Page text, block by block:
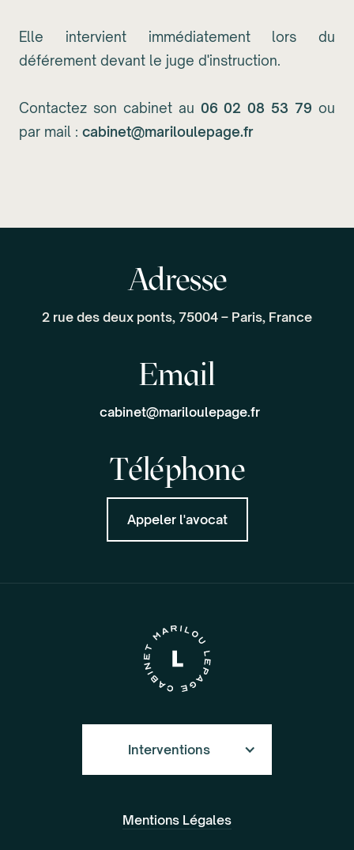
Elle intervient immédiatement lors du
déférement devant le juge d'instruction.
Contactez son cabinet au 06 02 08 53 79 ou
par mail : cabinet@mariloulepage.fr
Adresse
2 rue des deux ponts, 75004 – Paris, France
Email
cabinet@mariloulepage.fr
Téléphone
Appeler l'avocat
Interventions
Mentions Légales